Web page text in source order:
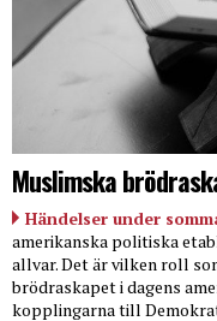
Muslimska
Händelser under
amerikanska politiska
allvar. Det är vilken roll
brödraskapet i dagens
kopplingarna till